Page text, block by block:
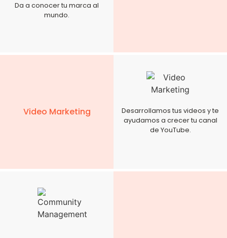
Da a conocer tu marca al
mundo.
Video Marketing
Desarrollamos tus videos y te
ayudamos a crecer tu canal
de YouTube.